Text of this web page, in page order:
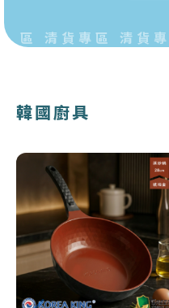
區 清貨專區 清貨
韓國廚具